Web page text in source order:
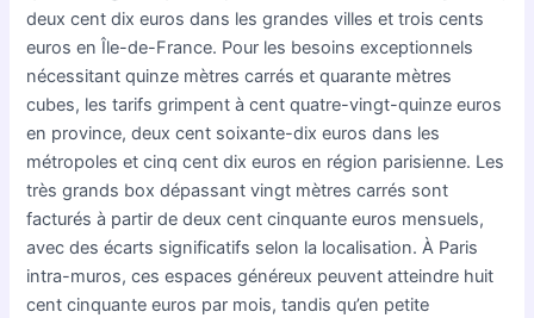
deux cent dix euros dans les grandes villes et trois cents
euros en Île-de-France. Pour les besoins exceptionnels
nécessitant quinze mètres carrés et quarante mètres
cubes, les tarifs grimpent à cent quatre-vingt-quinze euros
en province, deux cent soixante-dix euros dans les
métropoles et cinq cent dix euros en région parisienne. Les
très grands box dépassant vingt mètres carrés sont
facturés à partir de deux cent cinquante euros mensuels,
avec des écarts significatifs selon la localisation. À Paris
intra-muros, ces espaces généreux peuvent atteindre huit
cent cinquante euros par mois, tandis qu’en petite